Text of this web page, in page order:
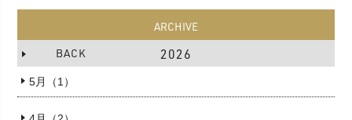
ARCHIVE
BACK
2026
5月（1）